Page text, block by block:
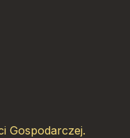
Gospodarczej.